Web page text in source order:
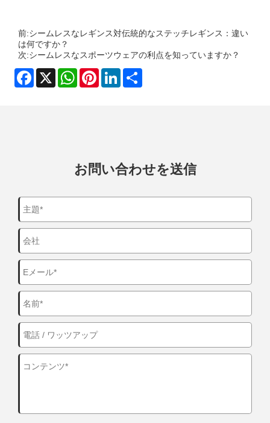
前:シームレスなレギンス対伝統的なステッチレギンス：違い
は何ですか？
次:シームレスなスポーツウェアの利点を知っていますか？
Facebook
X WhatsAppPinterestLinkedIn
お問い合わせを送信